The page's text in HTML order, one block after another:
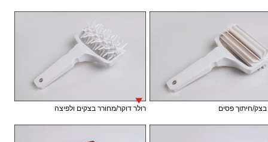
בצק/חיתוך פסים רולר דוקר/מחורר בצקים ולפיצה